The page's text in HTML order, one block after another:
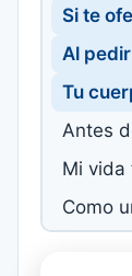
Si te
Al
Tu
Antes
Mi vida
Como